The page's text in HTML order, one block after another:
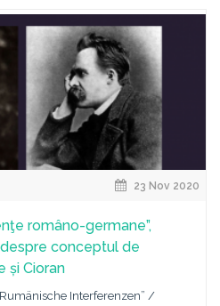
23 Nov 2020
româno-germane”,
conceptul de
și Cioran
Interferenzen” /